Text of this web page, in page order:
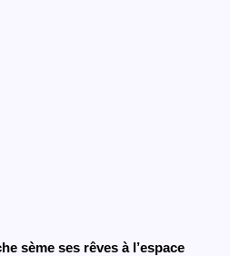
sème ses rêves à l’espace